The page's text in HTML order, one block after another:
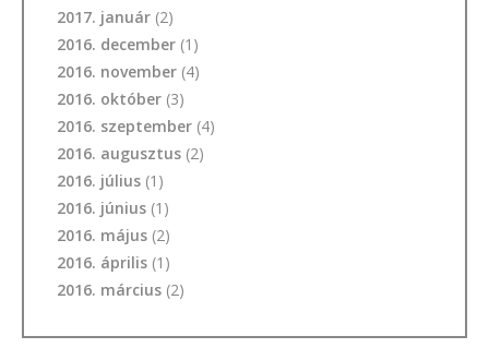
2017. január (2)
2016. december (1)
2016. november (4)
2016. október (3)
2016. szeptember (4)
2016. augusztus (2)
2016. július (1)
2016. június (1)
2016. május (2)
2016. április (1)
2016. március (2)